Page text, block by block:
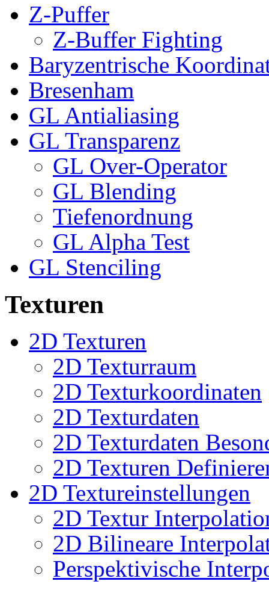
Z-Puffer
Z-Buffer Fighting
Baryzentrische
Bresenham
GL Antialiasing
GL Transparenz
GL Over-Operator
GL Blending
Tiefenordnung
GL Alpha Test
GL Stenciling
Texturen
2D Texturen
2D Texturraum
2D Texturkoordinaten
2D Texturdaten
2D Texturdaten
2D Texturen
2D Textureinstellungen
2D Textur
2D Bilineare
Perspektivische